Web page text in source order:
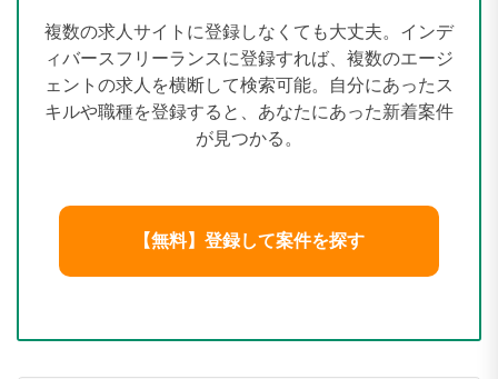
複数の求人サイトに登録しなくても大丈夫。インデ
ィバースフリーランスに登録すれば、複数のエージ
ェントの求人を横断して検索可能。自分にあったス
キルや職種を登録すると、あなたにあった新着案件
が見つかる。
【無料】登録して案件を探す